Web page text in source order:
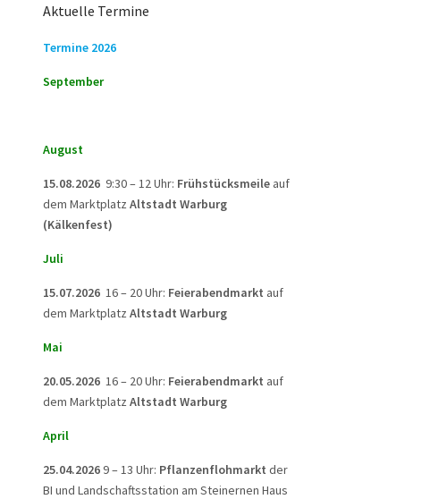
Aktuelle Termine
Termine 2026
September
August
15.08.2026 9:30 – 12 Uhr: Frühstücksmeile auf
dem Marktplatz Altstadt Warburg
(Kälkenfest)
Juli
15.07.2026 16 – 20 Uhr: Feierabendmarkt auf
dem Marktplatz Altstadt Warburg
Mai
20.05.2026 16 – 20 Uhr: Feierabendmarkt auf
dem Marktplatz Altstadt Warburg
April
25.04.20269 – 13 Uhr: Pflanzenflohmarkt der
BI und Landschaftsstation am Steinernen Haus